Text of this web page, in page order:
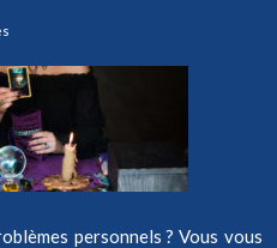
personnels ? Vous vous